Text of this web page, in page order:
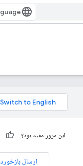
این مرور مفید بود؟
ارسال بازخورد